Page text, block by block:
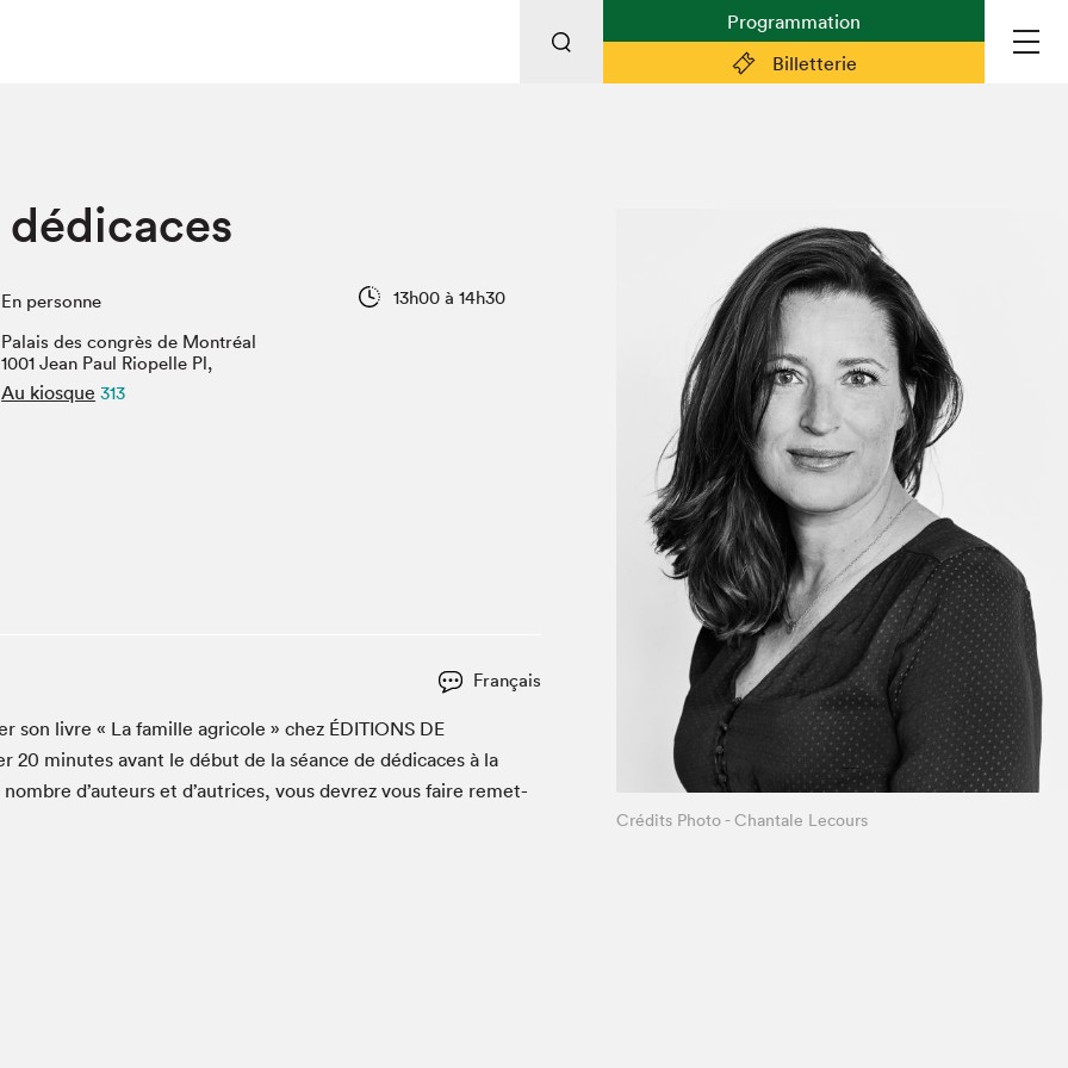
Billetterie
Programmation
Salon
Traiteur
des
harcèlement
Vitrine du Festival littéraire international Metropolis
bleu
La lecture en cadeau
Planifier sa visite (prix d'entrée,
horaire, info pratiques)
Billetterie: achetez vos billets!
FAQ visiteur·euse·s
Espace professionnel·le·s
Espace enseignant·e·s
Espace médias
Devenir bénévole
Espace exposant·e·s
Le Salon dans la ville, espace
organisateur⋅rice
> SLM Pro
En personne
13h00 à 14h30
Palais des congrès de Montréal
1001 Jean Paul Riopelle Pl,
Au kiosque 313
Français
son livre « La famille agri­cole » chez ÉDI­TIONS DE
20 min­utes avant le début de la séance de dédi­caces à la
d’auteurs et d’autrices, vous devrez vous faire remet­
Crédits Photo - Chantale Lecours